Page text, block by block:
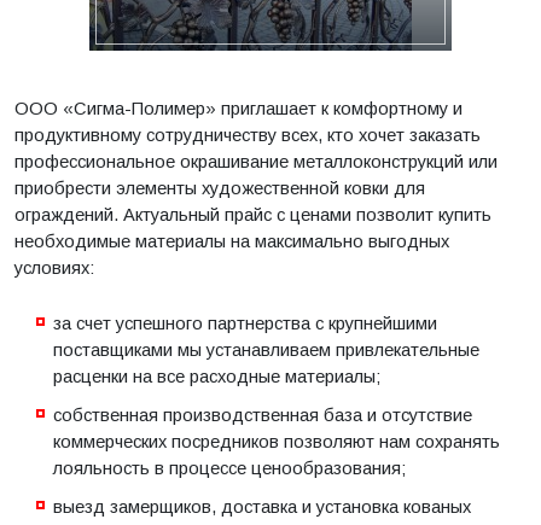
ООО «Сигма-Полимер» приглашает к комфортному и
продуктивному сотрудничеству всех, кто хочет заказать
профессиональное окрашивание металлоконструкций или
приобрести элементы художественной ковки для
ограждений. Актуальный прайс с ценами позволит купить
необходимые материалы на максимально выгодных
условиях:
за счет успешного партнерства с крупнейшими
поставщиками мы устанавливаем привлекательные
расценки на все расходные материалы;
собственная производственная база и отсутствие
коммерческих посредников позволяют нам сохранять
лояльность в процессе ценообразования;
выезд замерщиков, доставка и установка кованых